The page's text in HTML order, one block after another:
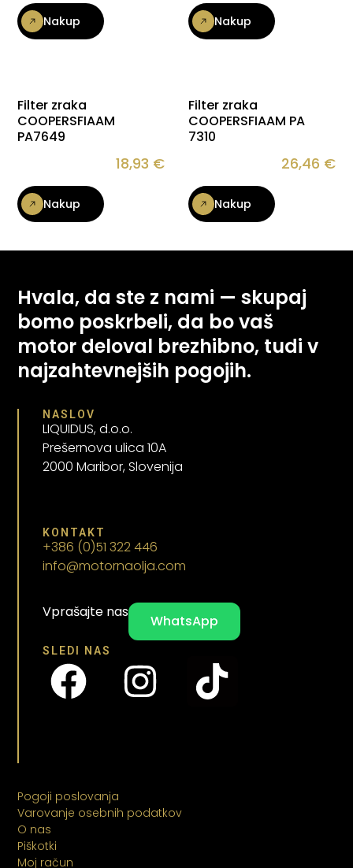
Nakup Nakup
Filter zraka
COOPERSFIAAM
PA7649
18,93 €
Nakup
Filter zraka
COOPERSFIAAM PA
7310
26,46 €
Nakup
Hvala, da ste z nami — skupaj
bomo poskrbeli, da bo vaš
motor deloval brezhibno, tudi v
najzahtevnejših pogojih.
NASLOV
LIQUIDUS, d.o.o.
Prešernova ulica 10A
2000 Maribor, Slovenija
KONTAKT
+386 (0)51 322 446
info@motornaolja.com
Vprašajte nas
WhatsApp
SLEDI NAS
Pogoji poslovanja
Varovanje osebnih podatkov
O nas
Piškotki
Moj račun